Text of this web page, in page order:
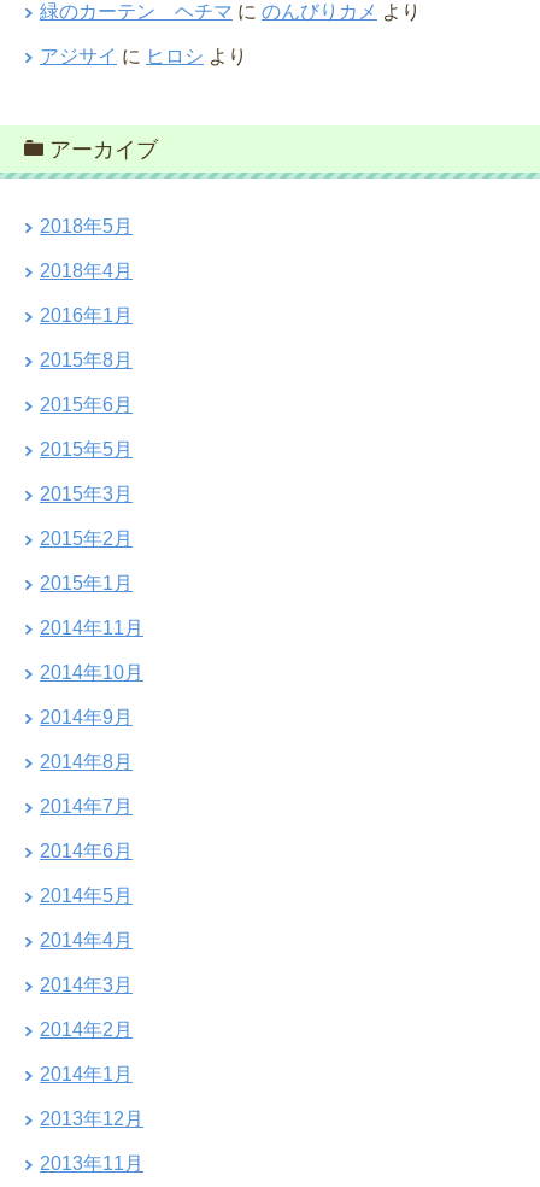
緑のカーテン ヘチマ に のんびりカメ より
アジサイ に ヒロシ より
アーカイブ
2018年5月
2018年4月
2016年1月
2015年8月
2015年6月
2015年5月
2015年3月
2015年2月
2015年1月
2014年11月
2014年10月
2014年9月
2014年8月
2014年7月
2014年6月
2014年5月
2014年4月
2014年3月
2014年2月
2014年1月
2013年12月
2013年11月